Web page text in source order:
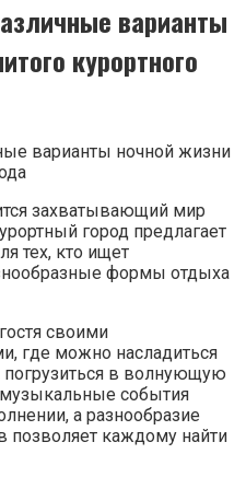
варианты
курортного
захватывающий мир
город предлагает
тех, кто ищет
формы отдыха
своими
где можно насладиться
в волнующую
события
а разнообразие
позволяет каждому найти